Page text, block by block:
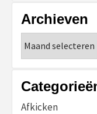
Archieven
Afkicken